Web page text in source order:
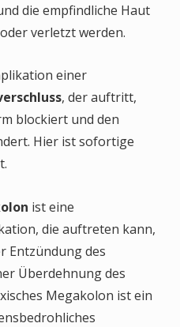
die empfindliche Haut
verletzt werden.
einer
, der auftritt,
blockiert und den
Hier ist sofortige
ist eine
die auftreten kann,
Entzündung des
Überdehnung des
Megakolon ist ein